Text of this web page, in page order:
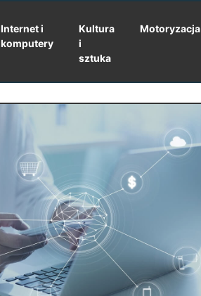
Internet i
komputery
Kultura
i
sztuka
Motoryzacja